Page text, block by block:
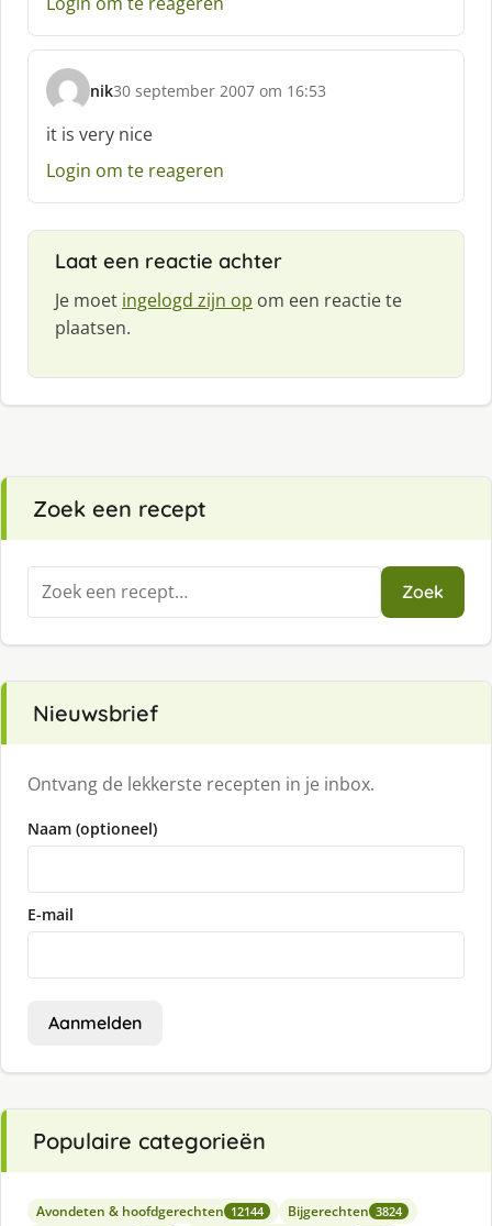
:
nik
s
c
h
r
30 september 2007 om 16:53
it is very nice
Login om te reageren
Laat een reactie achter
Je moet ingelogd zijn op om een reactie te
plaatsen.
Zoek een recept
Zoeken
naar:
Zoek
Nieuwsbrief
Ontvang de lekkerste recepten in je inbox.
Naam (optioneel)
E-mail
Aanmelden
Populaire categorieën
Avondeten & hoofdgerechten 12144 Bijgerechten 3824